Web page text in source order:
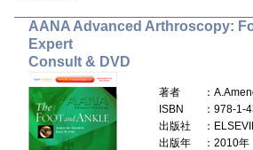
AANA Advanced Arthroscopy:
Expert
Consult & DVD
著者
：
ISBN
：978-1-
出版社
：
出版年
：2010年